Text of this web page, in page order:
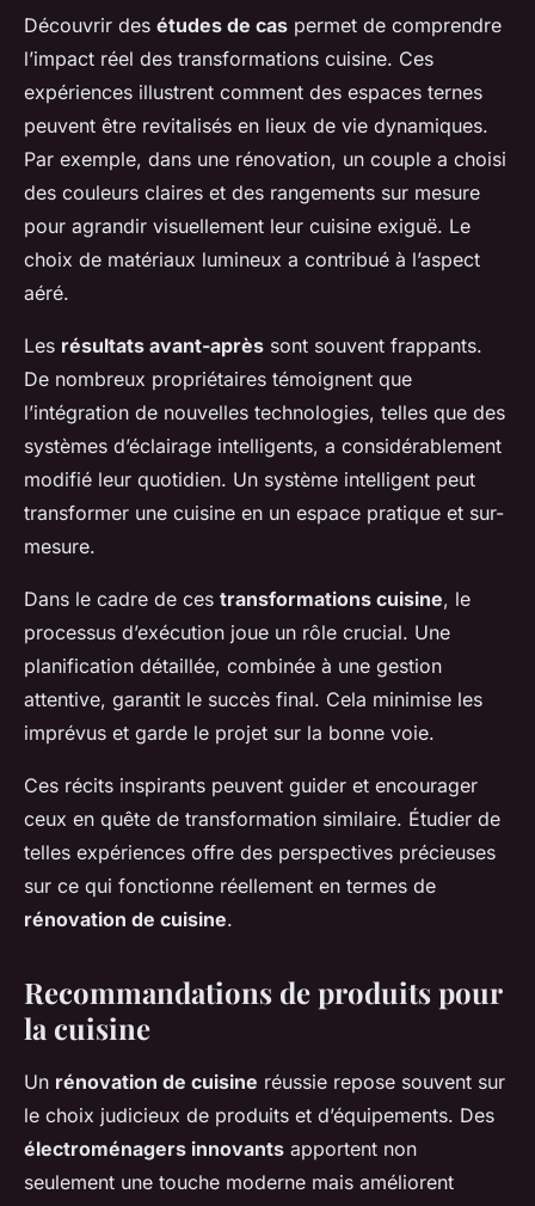
Découvrir des études de cas permet de comprendre
l’impact réel des transformations cuisine. Ces
expériences illustrent comment des espaces ternes
peuvent être revitalisés en lieux de vie dynamiques.
Par exemple, dans une rénovation, un couple a choisi
des couleurs claires et des rangements sur mesure
pour agrandir visuellement leur cuisine exiguë. Le
choix de matériaux lumineux a contribué à l’aspect
aéré.
Les résultats avant-après sont souvent frappants.
De nombreux propriétaires témoignent que
l’intégration de nouvelles technologies, telles que des
systèmes d’éclairage intelligents, a considérablement
modifié leur quotidien. Un système intelligent peut
transformer une cuisine en un espace pratique et sur-
mesure.
Dans le cadre de ces transformations cuisine, le
processus d’exécution joue un rôle crucial. Une
planification détaillée, combinée à une gestion
attentive, garantit le succès final. Cela minimise les
imprévus et garde le projet sur la bonne voie.
Ces récits inspirants peuvent guider et encourager
ceux en quête de transformation similaire. Étudier de
telles expériences offre des perspectives précieuses
sur ce qui fonctionne réellement en termes de
rénovation de cuisine.
Recommandations de produits pour
la cuisine
Un rénovation de cuisine réussie repose souvent sur
le choix judicieux de produits et d’équipements. Des
électroménagers innovants apportent non
seulement une touche moderne mais améliorent